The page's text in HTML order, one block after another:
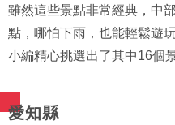
雖然這些景點非常經典，中
點，哪怕下雨，也能輕鬆遊
小編精心挑選出了其中16個
愛知縣